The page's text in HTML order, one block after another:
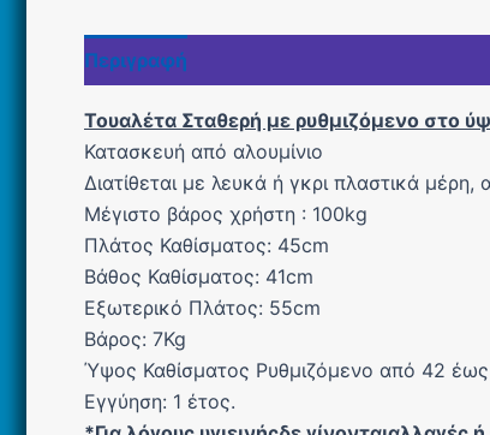
Περιγραφή
Τουαλέτα Σταθερή με ρυθμιζόμενο στο
Κατασκευή από αλουμίνιο
Διατίθεται με λευκά ή γκρι πλαστικά
Μέγιστο βάρος χρήστη : 100kg
Πλάτος Καθίσματος: 45cm
Βάθος Καθίσματος: 41cm
Εξωτερικό Πλάτος: 55cm
Βάρος: 7Kg
Ύψος Καθίσματος Ρυθμιζόμενο από 42
Εγγύηση: 1 έτος.